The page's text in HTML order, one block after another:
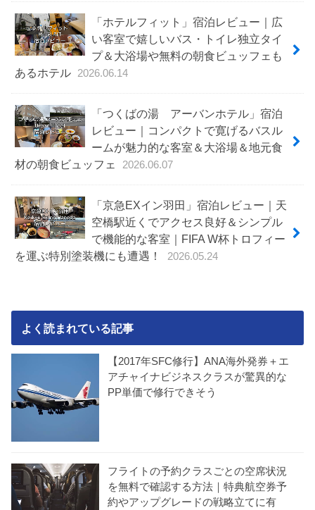
「ホテルフィット」宿泊レビュー｜広
い客室で嬉しいバス・トイレ独立タイ
プ＆大浴場や無料の朝食ビュッフェも
あるホテル
2026.06.14
「つくばの湯 アーバンホテル」宿泊
レビュー｜コンパクトで寛げるバスル
ームが魅力的な客室＆大浴場＆地元食
材の朝食ビュッフェ
2026.06.07
「京急EXイン羽田」宿泊レビュー｜天
空橋駅近くでアクセス良好＆シンプル
で機能的な客室｜FIFA W杯トロフィー
を運ぶ特別塗装機にも遭遇！
2026.05.24
よく読まれている記事
【2017年SFC修行】ANA海外発券＋エ
アチャイナビジネスクラスが驚異的な
PP単価で修行できそう
フライトの予約クラスごとの空席状況
を無料で確認する方法｜特典航空券予
約やアップグレードの戦略立てに有